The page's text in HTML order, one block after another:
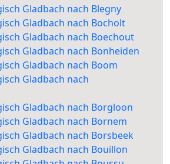
Gladbach nach Blegny
Gladbach nach Bocholt
Gladbach nach Boechout
Gladbach nach Bonheiden
Gladbach nach Boom
Gladbach nach
Gladbach nach Borgloon
Gladbach nach Bornem
Gladbach nach Borsbeek
Gladbach nach Bouillon